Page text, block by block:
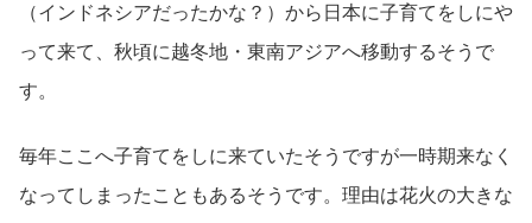
（インドネシアだったかな？）から日本に子育てをしにや
って来て、秋頃に越冬地・東南アジアへ移動するそうで
す。
毎年ここへ子育てをしに来ていたそうですが一時期来なく
なってしまったこともあるそうです。理由は花火の大きな